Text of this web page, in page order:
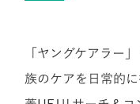
「ヤングケアラー
族のケアを日常的